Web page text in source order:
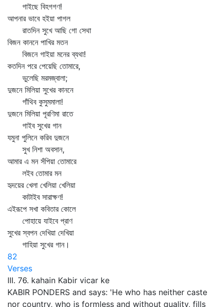
গাইছে বিহগগণ!
আপনার ভাবে হইয়া পাগল
রাতদিন সুখে আছি গো সেথা
বিজন কাননে পাখির মতন
বিজনে গাইয়া মনের ব্যথা!
কতদিন পরে পেয়েছি তোমারে,
ভুলেছি মরমজ্বালা;
দুজনে মিলিয়া সুখের কাননে
গাঁথিব কুসুমমালা!
দুজনে মিলিয়া পূরণিমা রাতে
গাইব সুখের গান
যমুনা পুলিনে করিব দুজনে
সুখ নিশা অবসান,
আমার এ মন সঁপিয়া তোমারে
লইব তোমার মন
হৃদয়ের খেলা খেলিয়া খেলিয়া
কাটাইব সারাক্ষণ!
এইরূপে সখা কবিতার কোলে
পোহায়ে যাইবে প্রাণ
সুখের স্বপন দেখিয়া দেখিয়া
গাহিয়া সুখের গান।
82
Verses
III. 76. kahain Kabir vicar ke
KABIR PONDERS and says: 'He who has neither caste
nor country, who is formless and without quality, fills